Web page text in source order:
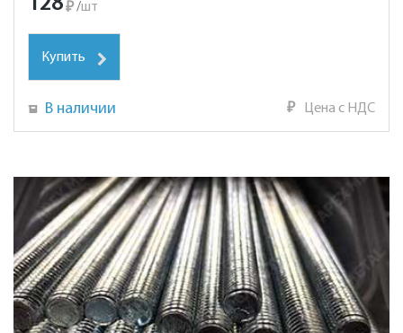
₽ /шт
Купить
В наличии ₽ Цена с НДС